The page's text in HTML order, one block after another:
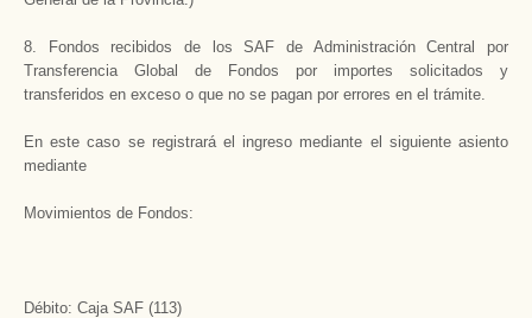
8. Fondos recibidos de los SAF de Administración Central por
Transferencia Global de Fondos por importes solicitados y
transferidos en exceso o que no se pagan por errores en el trámite.
En este caso se registrará el ingreso mediante el siguiente asiento
mediante
Movimientos de Fondos:
Débito: Caja SAF (113)